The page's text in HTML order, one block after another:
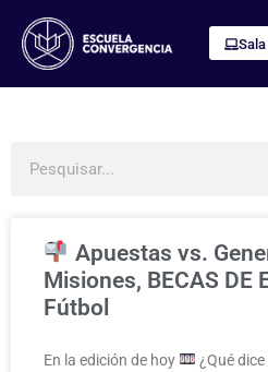
Apuestas vs.
Misiones, BECAS DE
Fútbol
En la edición de hoy
¿Qué